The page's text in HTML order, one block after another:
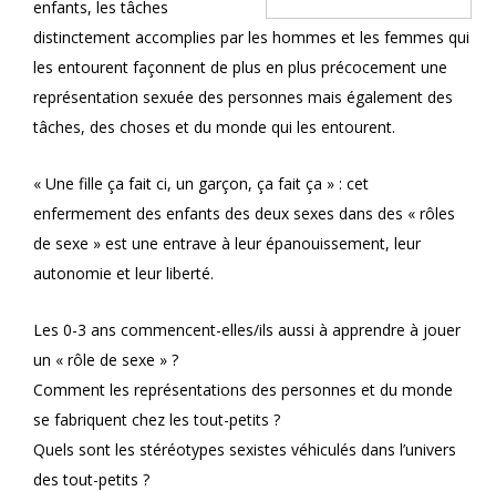
enfants, les tâches
distinctement accomplies par les hommes et les femmes qui
les entourent façonnent de plus en plus précocement une
représentation sexuée des personnes mais également des
tâches, des choses et du monde qui les entourent.
« Une fille ça fait ci, un garçon, ça fait ça » : cet
enfermement des enfants des deux sexes dans des « rôles
de sexe » est une entrave à leur épanouissement, leur
autonomie et leur liberté.
Les 0-3 ans commencent-elles/ils aussi à apprendre à jouer
un « rôle de sexe » ?
Comment les représentations des personnes et du monde
se fabriquent chez les tout-petits ?
Quels sont les stéréotypes sexistes véhiculés dans l’univers
des tout-petits ?